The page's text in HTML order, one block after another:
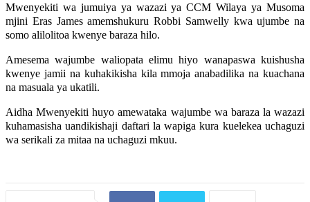
Mwenyekiti wa jumuiya ya wazazi ya CCM Wilaya ya Musoma
mjini Eras James amemshukuru Robbi Samwelly kwa ujumbe na
somo alilolitoa kwenye baraza hilo.
Amesema wajumbe waliopata elimu hiyo wanapaswa kuishusha
kwenye jamii na kuhakikisha kila mmoja anabadilika na kuachana
na masuala ya ukatili.
Aidha Mwenyekiti huyo amewataka wajumbe wa baraza la wazazi
kuhamasisha uandikishaji daftari la wapiga kura kuelekea uchaguzi
wa serikali za mitaa na uchaguzi mkuu.